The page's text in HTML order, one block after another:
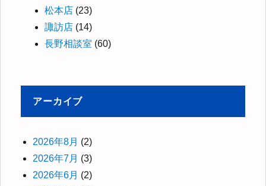
松本店 (23)
諏訪店 (14)
長野相談室 (60)
アーカイブ
2026年8月 (2)
2026年7月 (3)
2026年6月 (2)